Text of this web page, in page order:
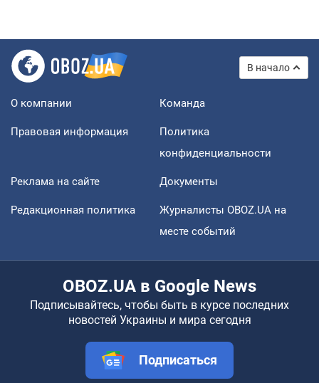
В начало
О компании Команда
Правовая информация
Политика
конфиденциальности
Реклама на сайте Документы
Редакционная политика
Журналисты OBOZ.UA на
месте событий
OBOZ.UA в Google News
Подписывайтесь, чтобы быть в курсе последних
новостей Украины и мира сегодня
Подписаться